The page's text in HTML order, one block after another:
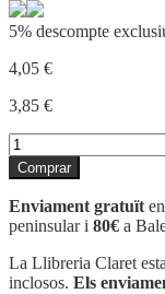
5% descompte
4,05 €
3,85 €
quantitat
de
SANT
ANTONI
DE
PADUA
Comprar
Enviament gratuït
peninsular i 80€ a
La Llibreria Claret
inclosos. Els